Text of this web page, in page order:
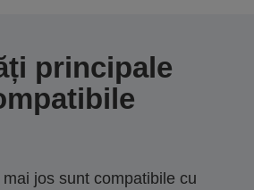
principale
jos sunt compatibile cu